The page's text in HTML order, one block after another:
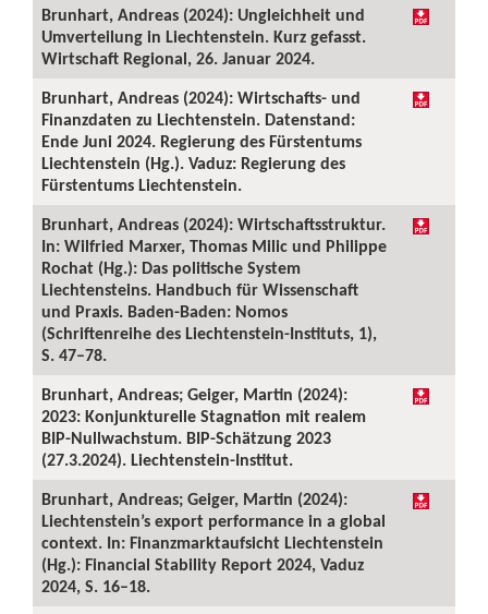
Brunhart, Andreas (2024): Ungleichheit und
Umverteilung in Liechtenstein. Kurz gefasst.
Wirtschaft Regional, 26. Januar 2024.
Brunhart, Andreas (2024): Wirtschafts- und
Finanzdaten zu Liechtenstein. Datenstand:
Ende Juni 2024. Regierung des Fürstentums
Liechtenstein (Hg.). Vaduz: Regierung des
Fürstentums Liechtenstein.
Brunhart, Andreas (2024): Wirtschaftsstruktur.
In: Wilfried Marxer, Thomas Milic und Philippe
Rochat (Hg.): Das politische System
Liechtensteins. Handbuch für Wissenschaft
und Praxis. Baden-Baden: Nomos
(Schriftenreihe des Liechtenstein-Instituts, 1),
S. 47–78.
Brunhart, Andreas; Geiger, Martin (2024):
2023: Konjunkturelle Stagnation mit realem
BIP-Nullwachstum. BIP-Schätzung 2023
(27.3.2024). Liechtenstein-Institut.
Brunhart, Andreas; Geiger, Martin (2024):
Liechtenstein’s export performance in a global
context. In: Finanzmarktaufsicht Liechtenstein
(Hg.): Financial Stability Report 2024, Vaduz
2024, S. 16–18.